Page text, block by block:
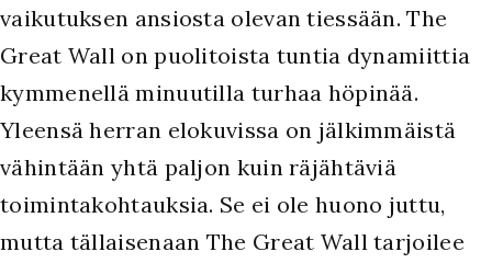
vaikutuksen ansiosta olevan tiessään. The
Great Wall on puolitoista tuntia dynamiittia
kymmenellä minuutilla turhaa höpinää.
Yleensä herran elokuvissa on jälkimmäistä
vähintään yhtä paljon kuin räjähtäviä
toimintakohtauksia. Se ei ole huono juttu,
mutta tällaisenaan The Great Wall tarjoilee